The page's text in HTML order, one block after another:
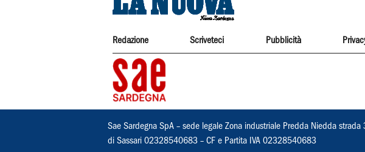
Redazione Scriveteci Pubblicità
Sae Sardegna SpA – sede legale Zona industriale Predda Niedda
di Sassari 02328540683 – CF e Partita IVA 02328540683